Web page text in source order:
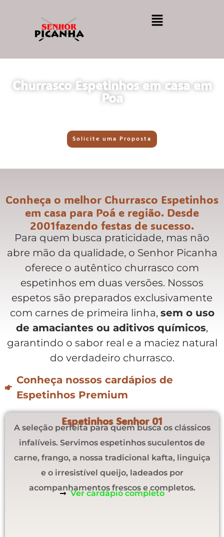
Churrasco Espetinhos em casa em
Poa
Solicite uma Proposta
Conheça o melhor Churrasco Espetinhos
em casa para Poá e região. Desde
2001fazendo festas de sucesso.
Para quem busca praticidade, mas não
abre mão da qualidade, o Senhor Picanha
oferece o autêntico churrasco com
espetinhos em duas versões. Nossos
espetos são preparados exclusivamente
com carnes de primeira linha, sem o uso
de amaciantes ou aditivos químicos,
garantindo o sabor real e a maciez natural
do verdadeiro churrasco.
Conheça nossos cardápios de
Espetinhos Premium​
Espetinhos Senhor 01
A seleção perfeita para quem busca os clássicos
infalíveis. Servimos espetinhos suculentos de
carne, frango, a nossa tradicional kafta, linguiça
e o irresistível queijo, ladeados por
acompanhamentos frescos e completos.
Ver cardápio completo